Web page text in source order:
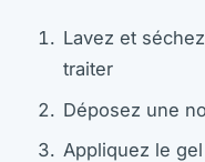
Lavez et
traiter
Déposez une
Appliquez le